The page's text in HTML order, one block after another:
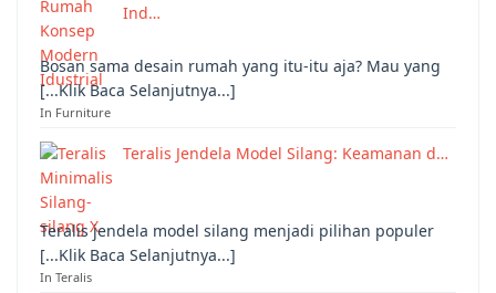
Ind…
Bosan sama desain rumah yang itu-itu aja? Mau yang
[...Klik Baca Selanjutnya...]
In Furniture
Teralis Jendela Model Silang: Keamanan d…
Teralis jendela model silang menjadi pilihan populer
[...Klik Baca Selanjutnya...]
In Teralis